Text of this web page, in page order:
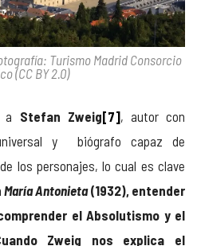
Turismo Madrid Consorcio
(CC BY 2.0)
a Stefan Zweig[7], autor con
y biógrafo capaz de
los personajes, lo cual es clave
María Antonieta(1932), entender
el Absolutismo y el
Zweig nos explica el